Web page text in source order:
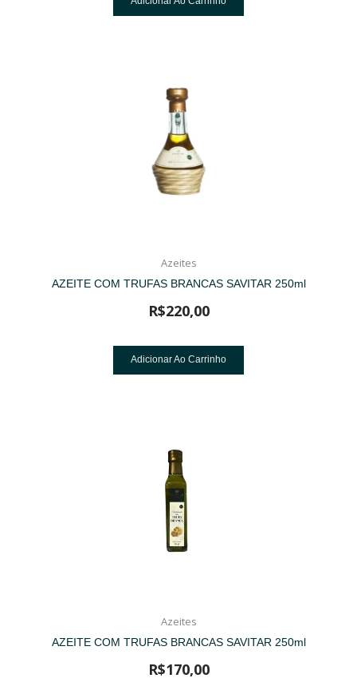
Azeites
AZEITE COM TRUFAS BRANCAS SAVITAR 250ml
R$220,00
Adicionar Ao Carrinho
Azeites
AZEITE COM TRUFAS BRANCAS SAVITAR 250ml
R$170,00